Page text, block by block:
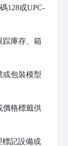
128或UPC-
踪庫存、箱
或包裝模型
價格標籤供
標記設備或